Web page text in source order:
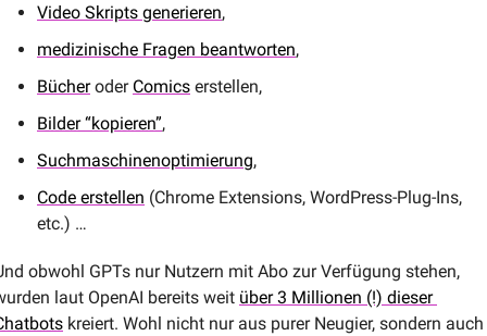
Video Skripts generieren,
medizinische Fragen beantworten,
Bücher oder Comics erstellen,
Bilder “kopieren”,
Suchmaschinenoptimierung,
Code erstellen (Chrome Extensions, WordPress-Plug-Ins,
etc.) …
obwohl GPTs nur Nutzern mit Abo zur Verfügung stehen,
laut OpenAI bereits weit über 3 Millionen (!) dieser
kreiert. Wohl nicht nur aus purer Neugier, sondern auch